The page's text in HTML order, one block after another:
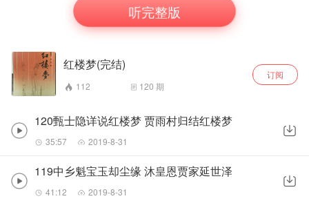
听完整版
红楼梦(完结)
112 120 期
订阅
120甄士隐详说红楼梦 贾雨村归结红楼梦
35:57 2019-8-31
119中乡魁宝玉却尘缘 沐皇恩贾家延世泽
41:12 2019-8-31